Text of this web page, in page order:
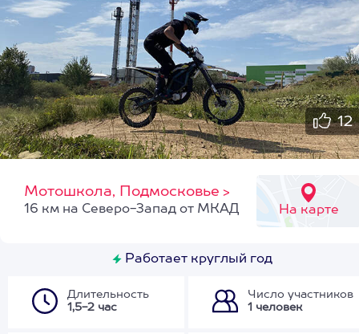
12
Мотошкола, Подмосковье >
На карте
16 км на Северо-Запад от МКАД
Работает круглый год
Длительность
1,5-2 час
Число участников
1 человек